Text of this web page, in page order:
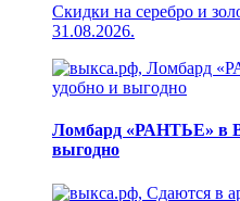
Скидки на серебро и
31.08.2026.
Ломбард «РАНТЬЕ» в
выгодно